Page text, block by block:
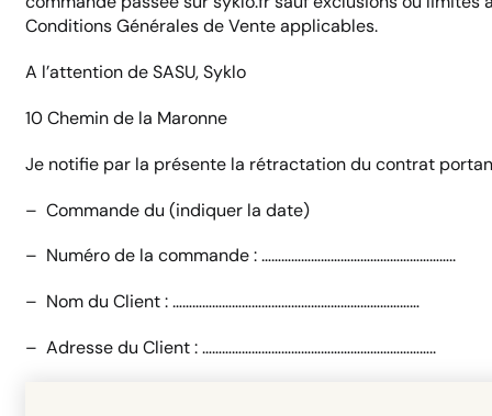
Conditions Générales de Vente applicables.
A l’attention de SASU, Syklo
10 Chemin de la Maronne
Je notifie par la présente la rétractation du contrat
– Commande du (indiquer la date)
– Numéro de la commande : …………………………………………………..
– Nom du Client : …………………………………………………………………
– Adresse du Client : ……………………………………………………………..